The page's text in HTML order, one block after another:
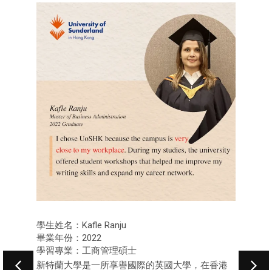
學生姓名：Kafle Ranju
畢業年份：2022
學習專業：工商管理碩士
新特蘭大學是一所享譽國際的英國大學，在香港